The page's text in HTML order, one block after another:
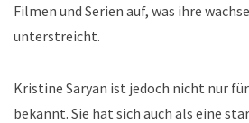
Filmen und Serien auf, was ihre
unterstreicht.
Kristine Saryan ist jedoch nicht nur
bekannt. Sie hat sich auch als eine